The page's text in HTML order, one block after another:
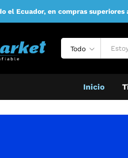
el Ecuador, en compras superiores
Todo
Inicio